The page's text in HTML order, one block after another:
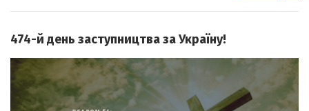
474-й день заступництва за Україну!